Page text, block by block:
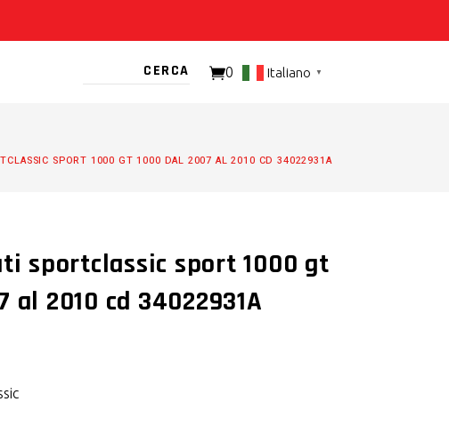
0 Italiano ▼
SPORT 1000 GT 1000 DAL 2007 AL 2010 CD 34022931A
sportclassic sport 1000 gt
al 2010 cd 34022931A